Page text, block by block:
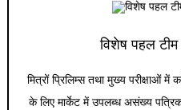
विशेष पहल
मित्रों प्रिलिम्स तथा मुख्य परीक्षाओं
के लिए मार्केट में उपलब्ध असंख्य